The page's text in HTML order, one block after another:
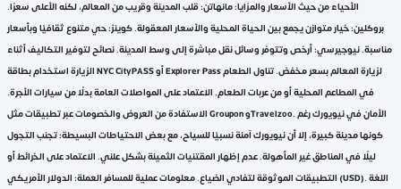
الأحياء من حيث الأسعار والمزايا: مانهاتن: قلب المدينة وقريب من المعالم، لكنه الأعلى سعرًا.
بروكلين: خيار متوازن يجمع بين الحياة المحلية والأسعار المعقولة. كوينز: حي متنوع ثقافيًا وبأسعار
مناسبة. نيوجيرسي: أرخص وتتوفر وسائل نقل مباشرة إلى وسط المدينة. نصائح لتوفير التكاليف أثناء
الزيارة استخدام بطاقة NYC CityPASS أو Explorer Pass لزيارة المعالم بسعر مخفض. تناول الطعام
في المطاعم المحلية أو من عربات الطعام. الاعتماد على المواصلات العامة بدلًا من سيارات الأجرة.
الاستفادة من العروض والخصومات عبر تطبيقات مثل Groupon وTravelzoo. الأمان في نيويورك رغم
كونها مدينة كبيرة، إلا أن نيويورك آمنة نسبيًا للسياح، مع بعض الاحتياطات البسيطة: تجنب التجول
ليلًا في المناطق غير المأهولة. عدم إظهار المقتنيات الثمينة بشكل علني. الاعتماد على الخرائط أو
التطبيقات الموثوقة لتفادي الضياع. معلومات عملية للمسافر العملة: الدولار الأمريكي (USD). اللغة